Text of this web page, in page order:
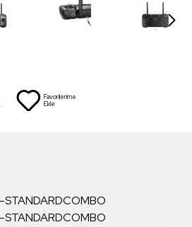
Favorilerime
Ekle
STANDARDCOMBO
STANDARDCOMBO